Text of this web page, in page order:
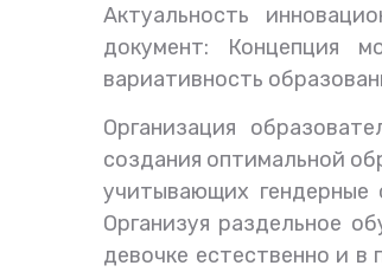
Актуальность
документ: Концепция
вариативность
Организация
создания оптимальной
учитывающих гендерные
Организуя раздельное
девочке естественно и